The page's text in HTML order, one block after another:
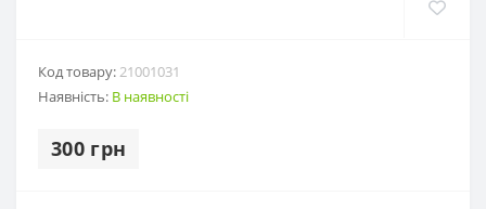
Код товару:21001031
Наявність: В наявності
300 грн